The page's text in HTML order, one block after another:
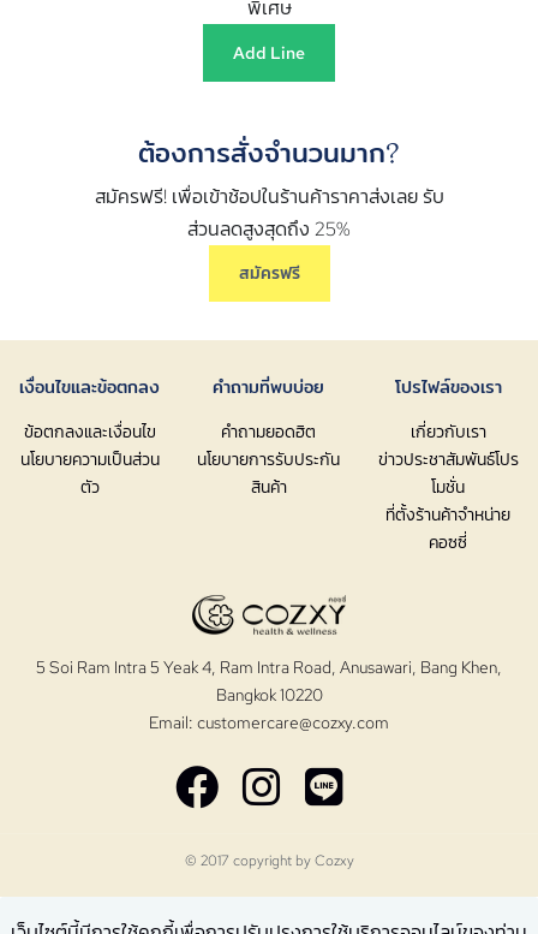
พิเศษ
Add Line
ต้องการสั่งจำนวนมาก?
สมัครฟรี! เพื่อเข้าช้อปในร้านค้าราคาส่งเลย รับ
ส่วนลดสูงสุดถึง 25%
สมัครฟรี
เงื่อนไขและข้อตกลง
ข้อตกลงและเงื่อนไข
นโยบายความเป็นส่วน
ตัว
คำถามที่พบบ่อย
คำถามยอดฮิต
นโยบายการรับประกัน
สินค้า
โปรไฟล์ของเรา
เกี่ยวกับเรา
ข่าวประชาสัมพันธ์โปร
โมชั่น
ที่ตั้งร้านค้าจำหน่าย
คอซซี่
5 Soi Ram Intra 5 Yeak 4, Ram Intra Road, Anusawari, Bang Khen,
Bangkok 10220
Email: customercare@cozxy.com
© 2017 copyright byCozxy